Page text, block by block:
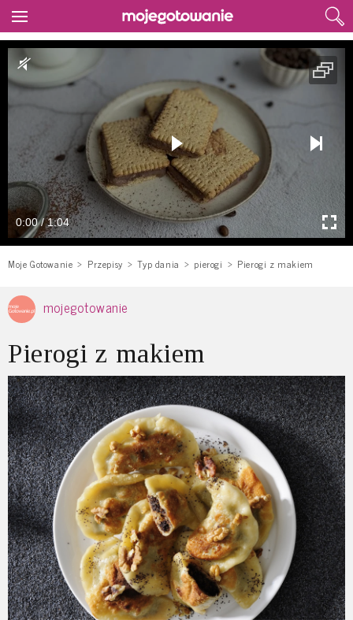
0:00 / 1:04
Moje Gotowanie Przepisy Typ dania pierogi Pierogi z makiem
mojegotowanie
Pierogi z makiem